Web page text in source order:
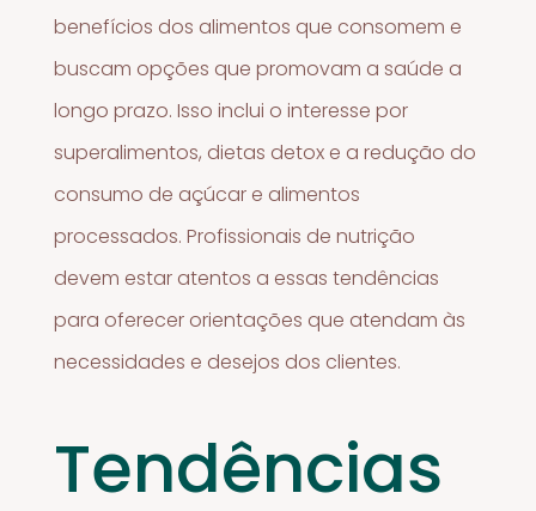
benefícios dos alimentos que consomem e
buscam opções que promovam a saúde a
longo prazo. Isso inclui o interesse por
superalimentos, dietas detox e a redução do
consumo de açúcar e alimentos
processados. Profissionais de nutrição
devem estar atentos a essas tendências
para oferecer orientações que atendam às
necessidades e desejos dos clientes.
Tendências